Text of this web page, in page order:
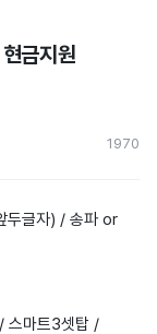
금지원
1970
두글자) / 송파 or
스마트3셋탑 /